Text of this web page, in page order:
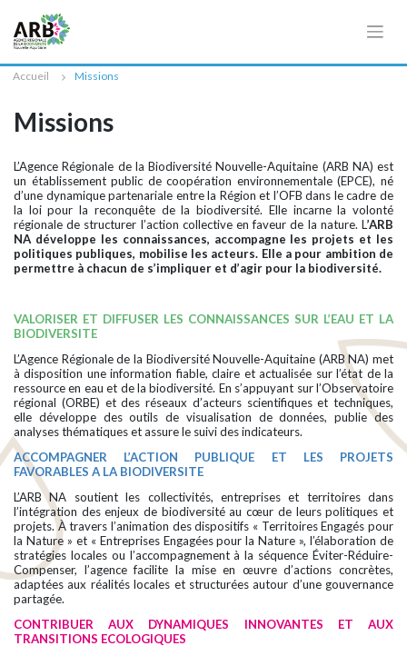
Accueil Missions
Missions
L’Agence Régionale de la Biodiversité Nouvelle-Aquitaine (ARB NA) est
un établissement public de coopération environnementale (EPCE), né
d’une dynamique partenariale entre la Région et l’OFB dans le cadre de
la loi pour la reconquête de la biodiversité. Elle incarne la volonté
régionale de structurer l’action collective en faveur de la nature. L’ARB
NA développe les connaissances, accompagne les projets et les
politiques publiques, mobilise les acteurs. Elle a pour ambition de
permettre à chacun de s’impliquer et d’agir pour la biodiversité.
VALORISER ET DIFFUSER LES CONNAISSANCES SUR L’EAU ET LA
BIODIVERSITE
L’Agence Régionale de la Biodiversité Nouvelle-Aquitaine (ARB NA) met
à disposition une information fiable, claire et actualisée sur l’état de la
ressource en eau et de la biodiversité. En s’appuyant sur l’Observatoire
régional (ORBE) et des réseaux d’acteurs scientifiques et techniques,
elle développe des outils de visualisation de données, publie des
analyses thématiques et assure le suivi des indicateurs.
ACCOMPAGNER L’ACTION PUBLIQUE ET LES PROJETS
FAVORABLES A LA BIODIVERSITE
L’ARB NA soutient les collectivités, entreprises et territoires dans
l’intégration des enjeux de biodiversité au cœur de leurs politiques et
projets. À travers l’animation des dispositifs « Territoires Engagés pour
la Nature » et « Entreprises Engagées pour la Nature », l’élaboration de
stratégies locales ou l’accompagnement à la séquence Éviter-Réduire-
Compenser, l’agence facilite la mise en œuvre d’actions concrètes,
adaptées aux réalités locales et structurées autour d’une gouvernance
partagée.
CONTRIBUER AUX DYNAMIQUES INNOVANTES ET AUX
TRANSITIONS ECOLOGIQUES